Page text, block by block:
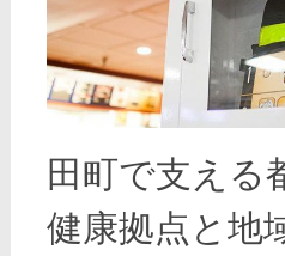
田町で支える
健康拠点と地